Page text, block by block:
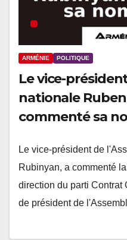
ARMÉNIE POLITIQUE
Le vice-
nationale
commenté sa
Le vice-président de
Rubinyan, a commenté
direction du parti Contrat
de président de